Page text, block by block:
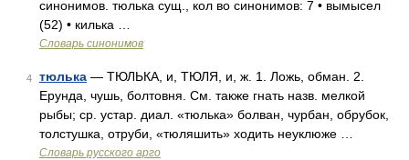
синонимов. тюлька сущ., кол во синонимов: 7 • вымысел
(52) • килька …
Словарь синонимов
4 тюлька — ТЮЛЬКА, и, ТЮЛЯ, и, ж. 1. Ложь, обман. 2.
Ерунда, чушь, болтовня. См. также гнать назв. мелкой
рыбы; ср. устар. диал. «тюлька» болван, чурбан, обрубок,
толстушка, отруби, «тюляшить» ходить неуклюже …
Словарь русского арго